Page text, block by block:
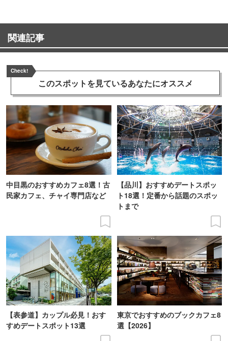
関連記事
Check!
このスポットを見ているあなたにオススメ
中目黒のおすすめカフェ8選！古
民家カフェ、チャイ専門店など
【品川】おすすめデートスポッ
ト18選！定番から話題のスポッ
トまで
【表参道】カップル必見！おす
すめデートスポット13選
東京でおすすめのブックカフェ8
選【2026】